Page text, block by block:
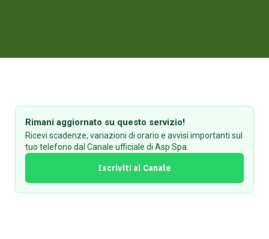
Rimani aggiornato su questo servizio!
Ricevi scadenze, variazioni di orario e avvisi importanti sul
tuo telefono dal Canale ufficiale di Asp Spa.
Iscriviti al Canale